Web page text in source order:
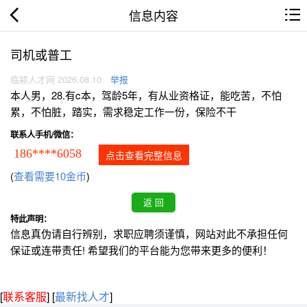
信息内容
司机或普工
临颍人才网 2026.08.10 举报
本人男，28.有c本，驾龄5年，有从业资格证，能吃苦，不怕
累，不怕脏，踏实，需求稳定工作一份，保险不干
联系人手机/微信：
186****6058 点击查看完整信息
(查看需要10金币)
特此声明：
信息真伪请自行辨别，求职应聘须谨慎，网站对此不承担任何
保证或连带责任! 希望我们的平台能为您带来更多的便利！
[联系客服] [最新找人才]